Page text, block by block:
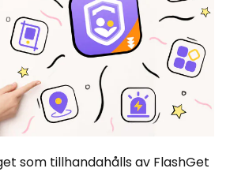
som tillhandahålls av FlashGet